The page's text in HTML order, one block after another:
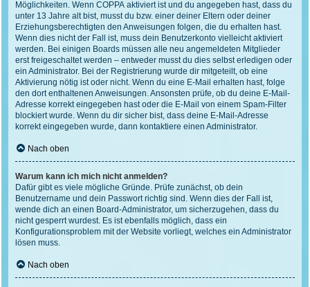
Möglichkeiten. Wenn COPPA aktiviert ist und du angegeben hast, dass du
unter 13 Jahre alt bist, musst du bzw. einer deiner Eltern oder deiner
Erziehungsberechtigten den Anweisungen folgen, die du erhalten hast.
Wenn dies nicht der Fall ist, muss dein Benutzerkonto vielleicht aktiviert
werden. Bei einigen Boards müssen alle neu angemeldeten Mitglieder
erst freigeschaltet werden – entweder musst du dies selbst erledigen oder
ein Administrator. Bei der Registrierung wurde dir mitgeteilt, ob eine
Aktivierung nötig ist oder nicht. Wenn du eine E-Mail erhalten hast, folge
den dort enthaltenen Anweisungen. Ansonsten prüfe, ob du deine E-Mail-
Adresse korrekt eingegeben hast oder die E-Mail von einem Spam-Filter
blockiert wurde. Wenn du dir sicher bist, dass deine E-Mail-Adresse
korrekt eingegeben wurde, dann kontaktiere einen Administrator.
Nach oben
Warum kann ich mich nicht anmelden?
Dafür gibt es viele mögliche Gründe. Prüfe zunächst, ob dein
Benutzername und dein Passwort richtig sind. Wenn dies der Fall ist,
wende dich an einen Board-Administrator, um sicherzugehen, dass du
nicht gesperrt wurdest. Es ist ebenfalls möglich, dass ein
Konfigurationsproblem mit der Website vorliegt, welches ein Administrator
lösen muss.
Nach oben